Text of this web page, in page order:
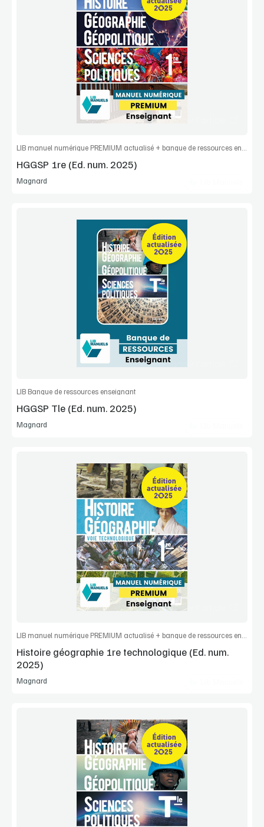
Voir la démo
Extrait
Commander l'article
HGGSP 1re (Ed. num. 2025)
Magnard
Voir la démo
Extrait
Commander l'article
LIB Banque de ressources enseignant
HGGSP Tle (Ed. num. 2025)
Magnard
Voir la démo
Extrait
Commander l'article
Histoire géographie 1re technologique (Ed. num.
2025)
Magnard
Voir la démo
Extrait